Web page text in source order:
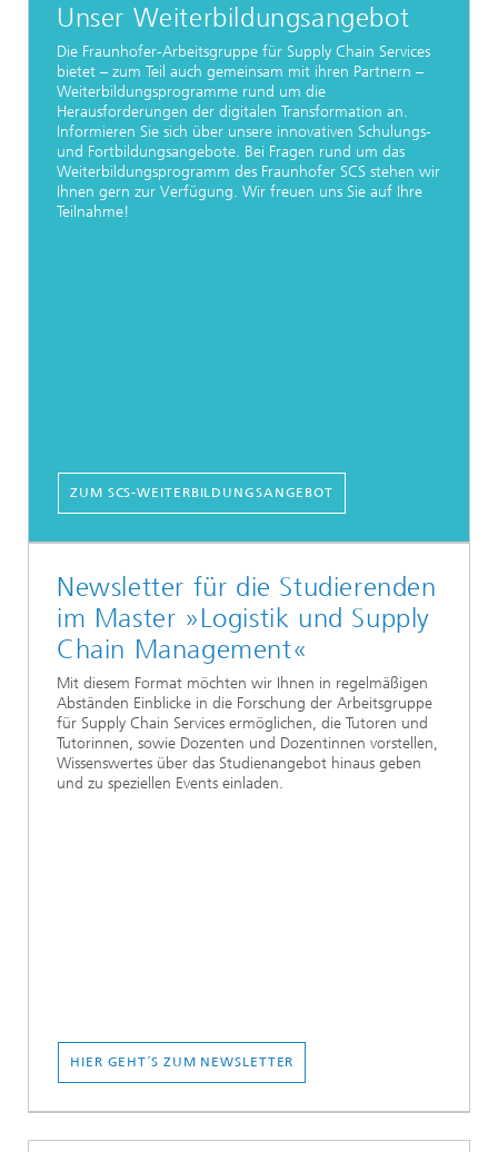
Unser Weiterbildungsangebot
Die Fraunhofer-Arbeitsgruppe für Supply Chain Services
bietet – zum Teil auch gemeinsam mit ihren Partnern –
Weiterbildungsprogramme rund um die
Herausforderungen der digitalen Transformation an.
Informieren Sie sich über unsere innovativen Schulungs-
und Fortbildungsangebote. Bei Fragen rund um das
Weiterbildungsprogramm des Fraunhofer SCS stehen wir
Ihnen gern zur Verfügung. Wir freuen uns Sie auf Ihre
Teilnahme!
ZUM SCS-WEITERBILDUNGSANGEBOT
Newsletter für die Studierenden
im Master »Logistik und Supply
Chain Management«
Mit diesem Format möchten wir Ihnen in regelmäßigen
Abständen Einblicke in die Forschung der Arbeitsgruppe
für Supply Chain Services ermöglichen, die Tutoren und
Tutorinnen, sowie Dozenten und Dozentinnen vorstellen,
Wissenswertes über das Studienangebot hinaus geben
und zu speziellen Events einladen.
HIER GEHT´S ZUM NEWSLETTER